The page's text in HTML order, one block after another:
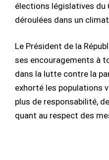
élections législatives du
déroulées dans un
Le Président de la
ses encouragements à
dans la lutte contre la
exhorté les populations
plus de responsabilité,
quant au respect des